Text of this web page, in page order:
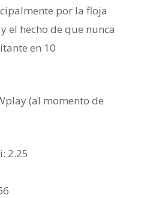
por la floja
el hecho de que nunca
en 10
(al momento de
2.25